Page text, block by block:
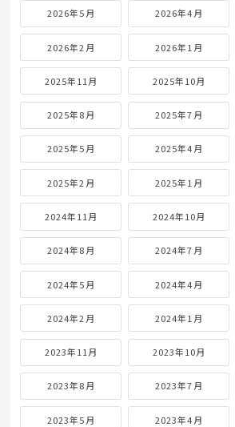
2026年5月 2026年4月
2026年2月 2026年1月
2025年11月 2025年10月
2025年8月 2025年7月
2025年5月 2025年4月
2025年2月 2025年1月
2024年11月 2024年10月
2024年8月 2024年7月
2024年5月 2024年4月
2024年2月 2024年1月
2023年11月 2023年10月
2023年8月 2023年7月
2023年5月 2023年4月